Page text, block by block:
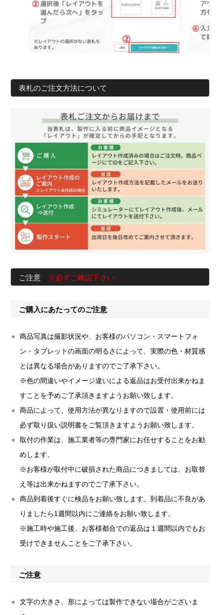
表札のご注文方法について
ご注意 ※必ずご確認下さい。
ご購入にあたってのご注意
商品写真は撮影状況や、お客様のパソコン・スマートフォ
ン・タブレットの画面の明るさによって、実際の色・材質感
とは異なる場合がありますのでご了承下さい。
※色の間違いやイメージ違いによる返品はお受付出来かねま
すことを予めご了承頂きますようお願い致します。
商品によって、使用方法が異なりますので設置・使用前には
必ず取り扱い説明書をご覧頂きますようお願い致します。
取付の作業は、施工業者等の専門家にお任せすることをお勧
めします。
※お客様が取付中に破損された商品につきましては、お取替
え等は出来かねますのでご了承下さい。
商品到着後すぐに検品をお願い致します。到着品に不良があ
りましたら1週間以内にご連絡をお願い致します。
※施工時や施工後、お客様都合での返品は１週間以内でもお
受けできませんことをご了承下さい。
ご注意
文字の大きさ、形によっては製作できない場合がございま